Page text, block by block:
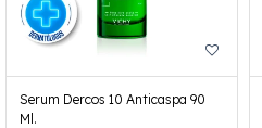
Serum Dercos 10 Anticaspa 90
Ml.